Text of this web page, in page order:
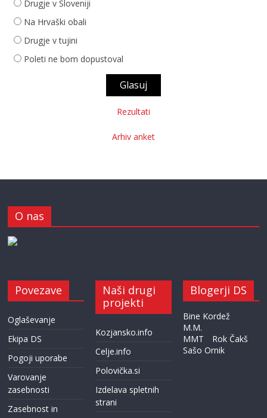
Drugje v Sloveniji
Na Hrvaški obali
Drugje v tujini
Poleti ne bom dopustoval
Rezultati
Arhiv anket
O nas
Povezave
Oglaševanje
Ekipa DS
Pogoji uporabe
Varovanje
zasebnosti
Zasebnost in
Naši drugi
projekti
Kozjansko.info
Celje.info
Polovička.si
Izdelava spletnih
strani
Blogerji DS
Bine Kordež
M.M.
MMT
Rok Čakš
Sašo Ornik